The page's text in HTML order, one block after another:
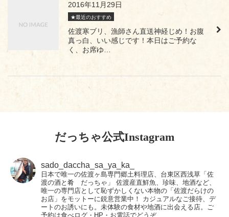
2016年11月29日
★最近のおすすめ
佐渡寒ブリ、漁師さん直送神経じめ！お腹
真っ白、いい感じです！本日はご予約な
く、お席ゆ…
だっちゃ公式Instagram
sado_daccha_sa_ya_ka_
日本で唯一の佐渡ヶ島専門郷土料理店、台東区西浅草「佐
渡の酒と肴 だっちゃ」
佐渡産直鮮魚、珍味、地酒など、
唯一の専門店として恥ずかしくない本物の「佐渡だらけの
お店」をモットーに鋭意営業中！
カジュアルなご接待、デ
ートのお誘いにも。未体験の食材や地酒に出会える店。ご
予約は食べログ・HP・お電話でどうぞ